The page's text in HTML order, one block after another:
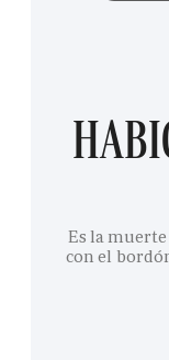
Es la
con el